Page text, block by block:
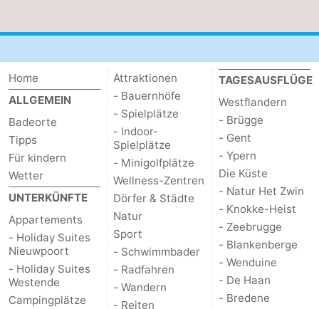
Home
ALLGEMEIN
Badeorte
Tipps
Für kindern
Wetter
UNTERKÜNFTE
Appartements
- Holiday Suites
Nieuwpoort
- Holiday Suites
Westende
Campingplätze
Attraktionen
- Bauernhöfe
- Spielplätze
- Indoor-
Spielplätze
- Minigolfplätze
Wellness-Zentren
Dörfer & Städte
Natur
Sport
- Schwimmbader
- Radfahren
- Wandern
- Reiten
TAGESAUSFLÜGE
Westflandern
- Brügge
- Gent
- Ypern
Die Küste
- Natur Het Zwin
- Knokke-Heist
- Zeebrugge
- Blankenberge
- Wenduine
- De Haan
- Bredene